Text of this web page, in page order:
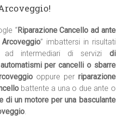
“Riparazione Cancello ad ante
” imbattersi in risultati
ad intermediari di servizi di
per cancelli o sbarre
oppure per riparazione
battente a una o due ante o
di un motore per una basculante
.